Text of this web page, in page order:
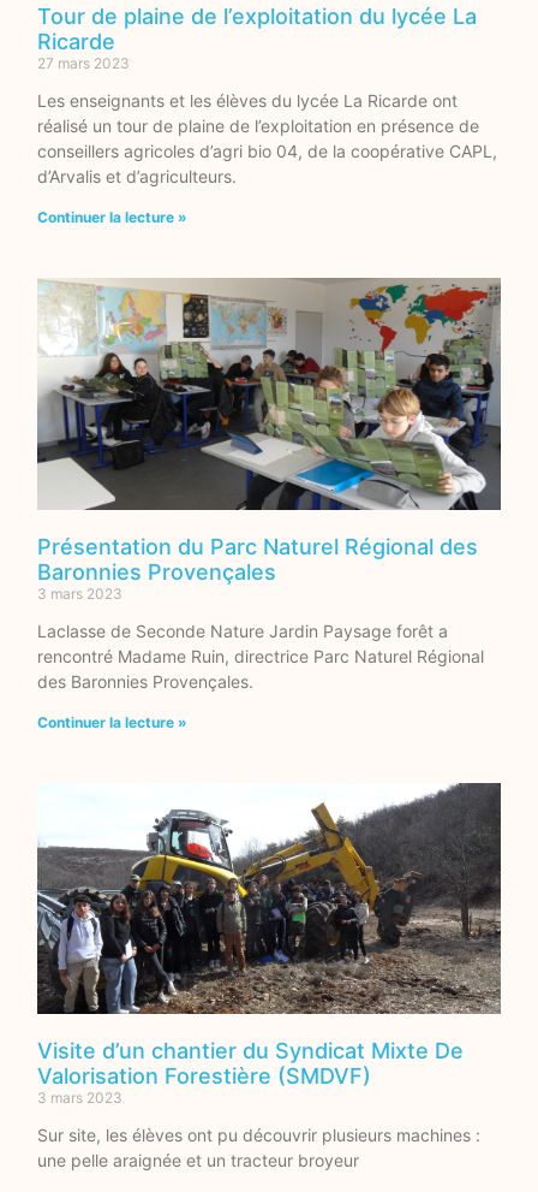
Tour de plaine de l’exploitation du lycée La
Ricarde
27 mars 2023
Les enseignants et les élèves du lycée La Ricarde ont
réalisé un tour de plaine de l’exploitation en présence de
conseillers agricoles d’agri bio 04, de la coopérative CAPL,
d’Arvalis et d’agriculteurs.
Continuer la lecture »
Présentation du Parc Naturel Régional des
Baronnies Provençales
3 mars 2023
Laclasse de Seconde Nature Jardin Paysage forêt a
rencontré Madame Ruin, directrice Parc Naturel Régional
des Baronnies Provençales.
Continuer la lecture »
Visite d’un chantier du Syndicat Mixte De
Valorisation Forestière (SMDVF)
3 mars 2023
Sur site, les élèves ont pu découvrir plusieurs machines :
une pelle araignée et un tracteur broyeur